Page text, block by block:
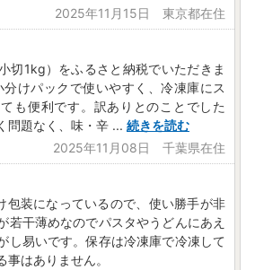
2025年11月15日 東京都在住
切1kg）をふるさと納税でいただきま
けパックで使いやすく、冷凍庫にス
も便利です。訳ありとのことでした
問題なく、味・辛 ... 続きを読む
2025年11月08日 千葉県在住
包装になっているので、使い勝手が非
若干薄めなのでパスタやうどんにあえ
し易いです。保存は冷凍庫で冷凍して
はありません。